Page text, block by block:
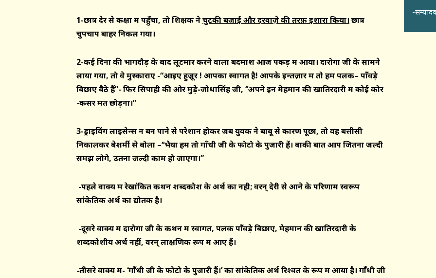
1-छात्र देर से कक्षा में पहुँचा, तो शिक्षक नेचुटकी बजाई और दरवाज़े की तरफ़ इशारा किया। छात्र
चुपचाप बाहर निकल गया।
2-कई दिनों की भागदौड़ के बाद लूटमार करने वाला बदमाश आज पकड़ में आया। दारोगा जी के सामने
लाया गया, तो वे मुस्काराए -“आइए हुज़ूर ! आपका स्वागत है! आपके इन्तज़ार में तो हम पलक– पाँवड़े
बिछाए बैठे हैं”- फिर सिपाही की ओर मुड़े-जोधासिंह जी, ‘‘अपने इन मेहमान की खातिरदारी में कोई कोर
-कसर मत छोड़ना।”
3-ड्राइविंग लाइसेन्स न बन पाने से परेशान होकर जब युवक ने बाबू से कारण पूछा, तो वह बत्तीसी
निकालकर बेशर्मी से बोला –‘‘भैया हम तो गाँधी जी के फोटो के पुजारी हैं। बाकी बात आप जितना जल्दी
समझ लोगे, उतना जल्दी काम हो जाएगा।”
-पहले वाक्य में रेखांकित कथन शब्दकोश के अर्थ का नही;वरन् देरी से आने के परिणाम स्वरूप
सांकेतिक अर्थ का द्योतक है।
-दूसरे वाक्य में दारोगा जी के कथन में स्वागत, पलक पाँवड़े बिछाए, मेहमान की खातिरदारीके
शब्दकोशीय अर्थ नहीं, वरन् लाक्षणिक रूप में आए हैं।
-तीसरे वाक्य में- ‘गाँधी जी के फोटो के पुजारी हैं।’ का सांकेतिक अर्थ रिश्वत के रूप में आया है। गाँधी जी
-